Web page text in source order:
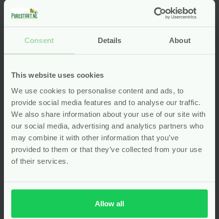
Consent Details About
This website uses cookies
We use cookies to personalise content and ads, to
provide social media features and to analyse our traffic.
We also share information about your use of our site with
our social media, advertising and analytics partners who
may combine it with other information that you’ve
provided to them or that they’ve collected from your use
of their services.
Allow all
Wasbare
– Biologisch Katoen
Grünspecht
Gewaardeerd5.00uit
5
(1)
Voor19.99
Bekijken
Voor3.99